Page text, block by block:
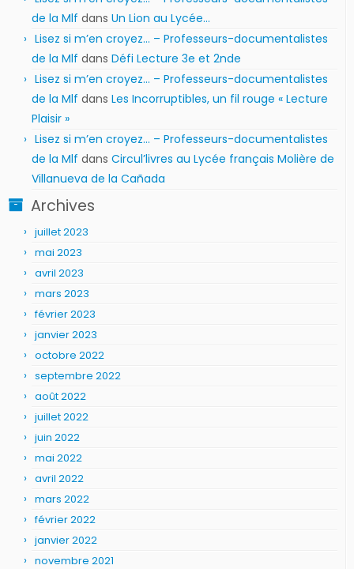
de la Mlf dans Un Lion au Lycée…
Lisez si m’en croyez… – Professeurs-documentalistes
de la Mlf dans Défi Lecture 3e et 2nde
Lisez si m’en croyez… – Professeurs-documentalistes
de la Mlf dans Les Incorruptibles, un fil rouge « Lecture
Plaisir »
Lisez si m’en croyez… – Professeurs-documentalistes
de la Mlf dans Circul’livres au Lycée français Molière de
Villanueva de la Cañada
Archives
juillet 2023
mai 2023
avril 2023
mars 2023
février 2023
janvier 2023
octobre 2022
septembre 2022
août 2022
juillet 2022
juin 2022
mai 2022
avril 2022
mars 2022
février 2022
janvier 2022
novembre 2021